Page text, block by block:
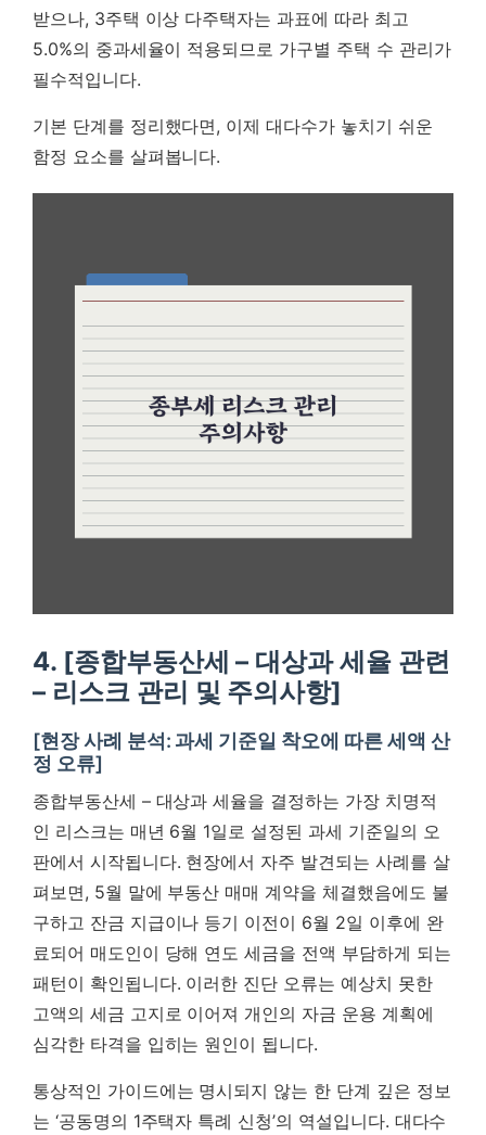
받으나, 3주택 이상 다주택자는 과표에 따라 최고
5.0%의 중과세율이 적용되므로 가구별 주택 수 관리가
필수적입니다.
기본 단계를 정리했다면, 이제 대다수가 놓치기 쉬운
함정 요소를 살펴봅니다.
4. [종합부동산세 – 대상과 세율 관련
– 리스크 관리 및 주의사항]
[현장 사례 분석: 과세 기준일 착오에 따른 세액 산
정 오류]
종합부동산세 – 대상과 세율을 결정하는 가장 치명적
인 리스크는 매년 6월 1일로 설정된 과세 기준일의 오
판에서 시작됩니다. 현장에서 자주 발견되는 사례를 살
펴보면, 5월 말에 부동산 매매 계약을 체결했음에도 불
구하고 잔금 지급이나 등기 이전이 6월 2일 이후에 완
료되어 매도인이 당해 연도 세금을 전액 부담하게 되는
패턴이 확인됩니다. 이러한 진단 오류는 예상치 못한
고액의 세금 고지로 이어져 개인의 자금 운용 계획에
심각한 타격을 입히는 원인이 됩니다.
통상적인 가이드에는 명시되지 않는 한 단계 깊은 정보
는 ‘공동명의 1주택자 특례 신청’의 역설입니다. 대다수